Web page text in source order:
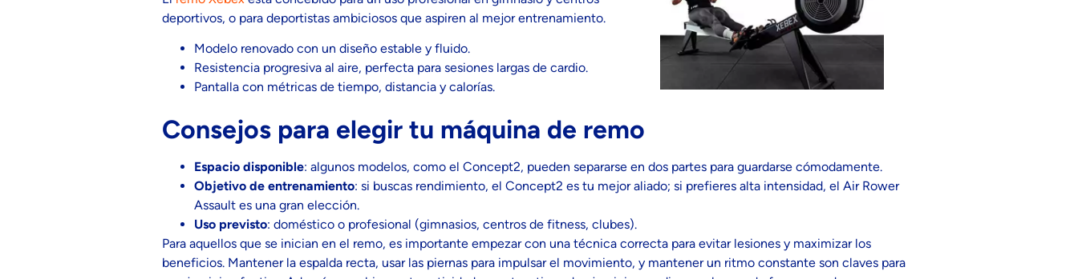
deportivos, o para deportistas ambiciosos que aspiren al mejor entrenamiento.
Modelo renovado con un diseño estable y fluido.
Resistencia progresiva al aire, perfecta para sesiones largas de cardio.
Pantalla con métricas de tiempo, distancia y calorías.
Consejos para elegir tu máquina de remo
Espacio disponible: algunos modelos, como el Concept2, pueden separarse en dos partes para guardarse cómodamente.
Objetivo de entrenamiento: si buscas rendimiento, el Concept2 es tu mejor aliado; si prefieres alta intensidad, el Air Rower
Assault es una gran elección.
Uso previsto: doméstico o profesional (gimnasios, centros de fitness, clubes).
Para aquellos que se inician en el remo, es importante empezar con una técnica correcta para evitar lesiones y maximizar los
beneficios. Mantener la espalda recta, usar las piernas para impulsar el movimiento, y mantener un ritmo constante son claves para